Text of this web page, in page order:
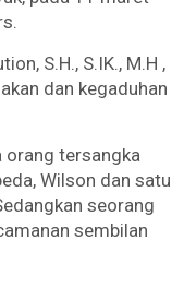
S.H., S.IK., M.H ,
dan kegaduhan
orang tersangka
Wilson dan satu
seorang
sembilan